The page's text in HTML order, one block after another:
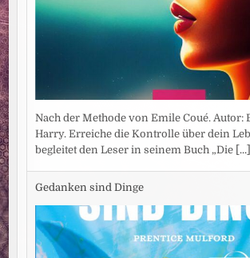
Nach der Methode von Emile Coué. Autor:
Harry. Erreiche die Kontrolle über dein
begleitet den Leser in seinem Buch „Die [...]
Gedanken sind Dinge